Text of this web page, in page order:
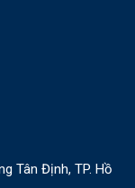
Tân Định, TP. Hồ